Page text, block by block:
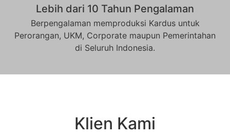
Lebih dari 10 Tahun Pengalaman
Berpengalaman memproduksi Kardus untuk
Perorangan, UKM, Corporate maupun Pemerintahan
di Seluruh Indonesia.
Klien Kami